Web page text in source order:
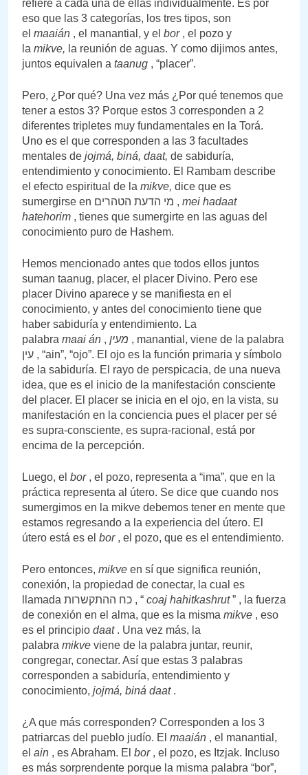
refiere a cada una de ellas individualmente. Es por
eso que las 3 categorías, los tres tipos, son
el maaián , el manantial, y el bor , el pozo y
la mikve, la reunión de aguas. Y como dijimos antes,
juntos equivalen a taanug , “placer”.
Pero, ¿Por qué? Una vez más ¿Por qué tenemos que
tener a estos 3? Porque estos 3 corresponden a 2
diferentes tripletes muy fundamentales en la Torá.
Uno es el que corresponden a las 3 facultades
mentales de jojmá, biná, daat, de sabiduría,
entendimiento y conocimiento. El Rambam describe
el efecto espiritual de la mikve, dice que es
sumergirse en מי הדעת הטהרים , mei hadaat
hatehorim , tienes que sumergirte en las aguas del
conocimiento puro de Hashem.
Hemos mencionado antes que todos ellos juntos
suman taanug, placer, el placer Divino. Pero ese
placer Divino aparece y se manifiesta en el
conocimiento, y antes del conocimiento tiene que
haber sabiduría y entendimiento. La
palabra maai án ,
, manantial, viene de la palabra
עין , “ain”, “ojo”. El ojo es la función primaria y símbolo
de la sabiduría. El rayo de perspicacia, de una nueva
idea, que es el inicio de la manifestación consciente
del placer. El placer se inicia en el ojo, en la vista, su
manifestación en la conciencia pues el placer per sé
es supra-consciente, es supra-racional, está por
encima de la percepción.
Luego, el bor , el pozo, representa a “ima”, que en la
práctica representa al útero. Se dice que cuando nos
sumergimos en la mikve debemos tener en mente que
estamos regresando a la experiencia del útero. El
útero está es el bor , el pozo, que es el entendimiento.
Pero entonces, mikve en sí que significa reunión,
conexión, la propiedad de conectar, la cual es
llamada כח ההתקשרות , “ coaj hahitkashrut” , la fuerza
de conexión en el alma, que es la misma mikve , eso
es el principio daat . Una vez más, la
palabra mikve viene de la palabra juntar, reunir,
congregar, conectar. Así que estas 3 palabras
corresponden a sabiduría, entendimiento y
conocimiento, jojmá, biná daat .
¿A que más corresponden? Corresponden a los 3
patriarcas del pueblo judío. El maaián , el manantial,
el ain , es Abraham. El bor , el pozo, es Itzjak. Incluso
es más sorprendente porque la misma palabra “bor”,